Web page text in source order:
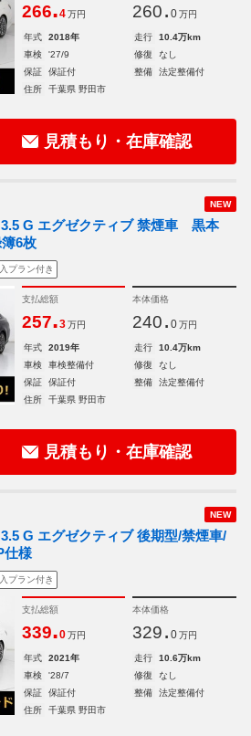
266.4 万円 260. 0 万円
年式 2018年 走行
10.4万km
車検
'27/9 修復
なし
保証
保証付 整備
法定整備付
住所
千葉県 野田市
見積もり・在庫確認
NEW
G エグゼクティブ 禁煙車 黒本
6枚
プラン付き
支払総額
257.3 万円
本体価格
240. 0 万円
年式 2019年 走行
10.4万km
車検
車検整備付 修復
なし
保証
保証付 整備
法定整備付
住所
千葉県 野田市
見積もり・在庫確認
NEW
G エグゼクティブ 後期型/禁煙車/
仕様
プラン付き
支払総額
339.0 万円
本体価格
329. 0 万円
年式 2021年 走行
10.6万km
車検
'28/7 修復
なし
保証
保証付 整備
法定整備付
住所
千葉県 野田市